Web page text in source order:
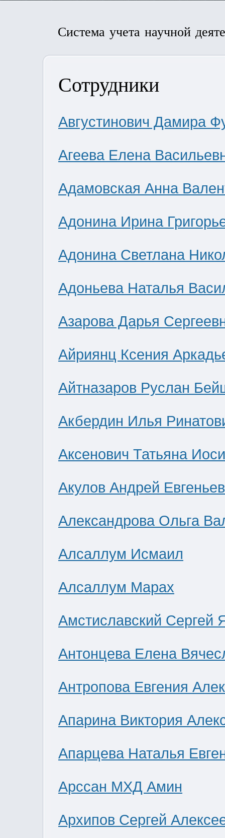
Система учета научной
Сотрудники
Августинович Дамира
Агеева Елена
Адамовская Анна
Адонина Ирина
Адонина Светлана
Адоньева Наталья
Азарова Дарья
Айриянц Ксения
Айтназаров Руслан
Акбердин Илья
Аксенович Татьяна
Акулов Андрей
Александрова Ольга
Алсаллум Исмаил
Алсаллум Марах
Амстиславский Сергей
Антонцева Елена
Антропова Евгения
Апарина Виктория
Апарцева Наталья
Арссан МХД Амин
Архипов Сергей